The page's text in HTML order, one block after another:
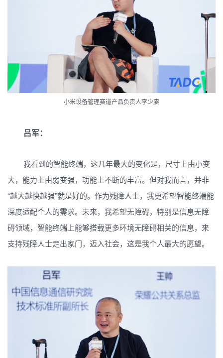
小米设备管理赛道产品负责人李少赓
吕军：
我看到的智能终端，这几年最大的变化是，尺寸上由小变
大，能力上由弱变强，功能上不断的丰富。但对我而言，并非
“越大越快越强”就是好的。作为残障人士，我更希望智能终端能
深度适配个人的需求。未来，我希望无障碍，特别是信息无障
碍领域，智能终端上能够搭载更多环境无障碍相关的信息，来
支持残障人士走出家门，迈入社会，这是我个人最大的愿望。